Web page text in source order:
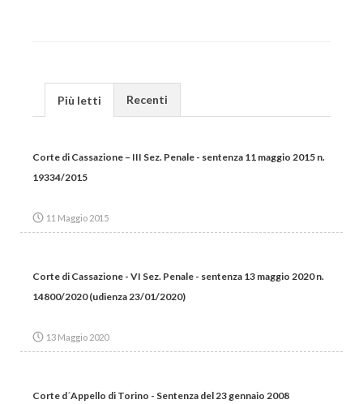
Più letti Recenti
Corte di Cassazione – III Sez. Penale - sentenza 11 maggio 2015 n.
19334/2015
11 Maggio 2015
Corte di Cassazione - VI Sez. Penale - sentenza 13 maggio 2020 n.
14800/2020 (udienza 23/01/2020)
13 Maggio 2020
Corte d´Appello di Torino - Sentenza del 23 gennaio 2008